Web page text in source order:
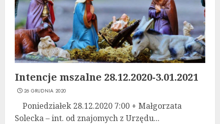
Intencje mszalne 28.12.2020-3.01.2021
26 GRUDNIA 2020
Poniedziałek 28.12.2020 7:00 + Małgorzata
Solecka – int. od znajomych z Urzędu...